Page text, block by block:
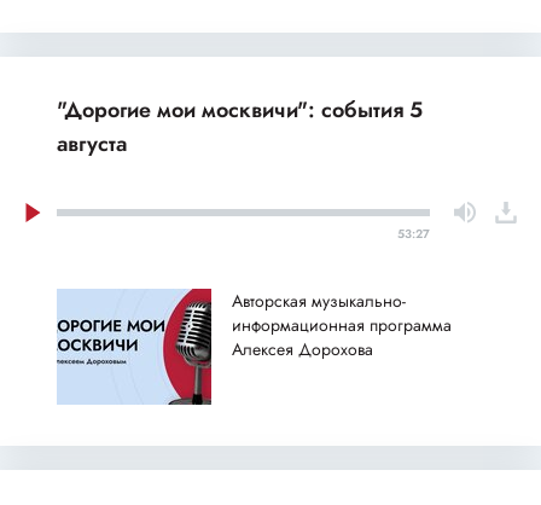
"Дорогие мои москвичи": события 5
августа
53:27
Авторская музыкально-
информационная программа
Алексея Дорохова